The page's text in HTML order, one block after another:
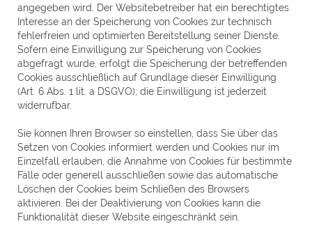
angegeben wird. Der Websitebetreiber hat ein berechtigtes
Interesse an der Speicherung von Cookies zur technisch
fehlerfreien und optimierten Bereitstellung seiner Dienste.
Sofern eine Einwilligung zur Speicherung von Cookies
abgefragt wurde, erfolgt die Speicherung der betreffenden
Cookies ausschließlich auf Grundlage dieser Einwilligung
(Art. 6 Abs. 1 lit. a DSGVO); die Einwilligung ist jederzeit
widerrufbar.
Sie können Ihren Browser so einstellen, dass Sie über das
Setzen von Cookies informiert werden und Cookies nur im
Einzelfall erlauben, die Annahme von Cookies für bestimmte
Fälle oder generell ausschließen sowie das automatische
Löschen der Cookies beim Schließen des Browsers
aktivieren. Bei der Deaktivierung von Cookies kann die
Funktionalität dieser Website eingeschränkt sein.